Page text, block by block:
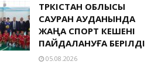
ТҮРКІСТАН ОБЛЫСЫ
САУРАН АУДАНЫНДА
ЖАҢА СПОРТ КЕШЕНІ
ПАЙДАЛАНУҒА БЕРІЛДІ
05.08.2026